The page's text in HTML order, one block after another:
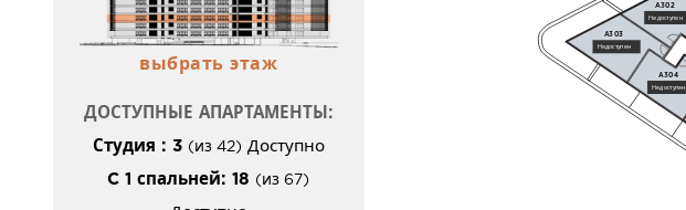
выбрать этаж
ДОСТУПНЫЕ АПАРТАМЕНТЫ:
Студия : 3 (из 42) Доступно
C 1 спальней: 18 (из 67)
A302
Недоступен
A303
Недоступен
A304
Недоступен